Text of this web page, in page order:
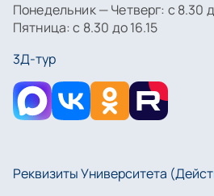
Понедельник — Четверг: с 8.30
Пятница: с 8.30 до 16.15
3Д-тур
Реквизиты Университета